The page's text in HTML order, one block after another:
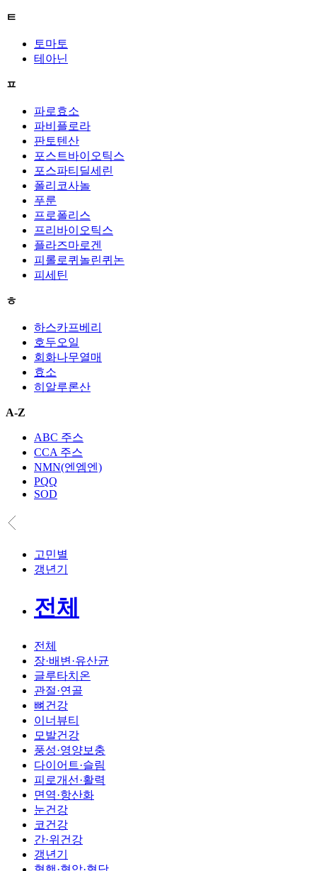
ㅌ
토마토
테아닌
ㅍ
파로효소
파비플로라
판토텐산
포스트바이오틱스
포스파티딜세린
폴리코사놀
푸룬
프로폴리스
프리바이오틱스
플라즈마로겐
피롤로퀴놀린퀴논
피세틴
ㅎ
하스카프베리
호두오일
회화나무열매
효소
히알루론산
A-Z
ABC 주스
CCA 주스
NMN(엔엠엔)
PQQ
SOD
고민별
갱년기
전체
전체
장·배변·유산균
글루타치온
관절·연골
뼈건강
이너뷰티
모발건강
풍성·영양보충
다이어트·슬림
피로개선·활력
면역·항산화
눈건강
코건강
간·위건강
갱년기